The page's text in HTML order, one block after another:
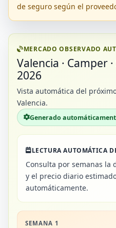
de seguro según el
MERCADO OBSERVADO
Valencia · Camper
2026
Vista automática del
Valencia.
Generado
LECTURA AUTOMÁTICA
Consulta por semanas la
y el precio diario
automáticamente.
SEMANA 1